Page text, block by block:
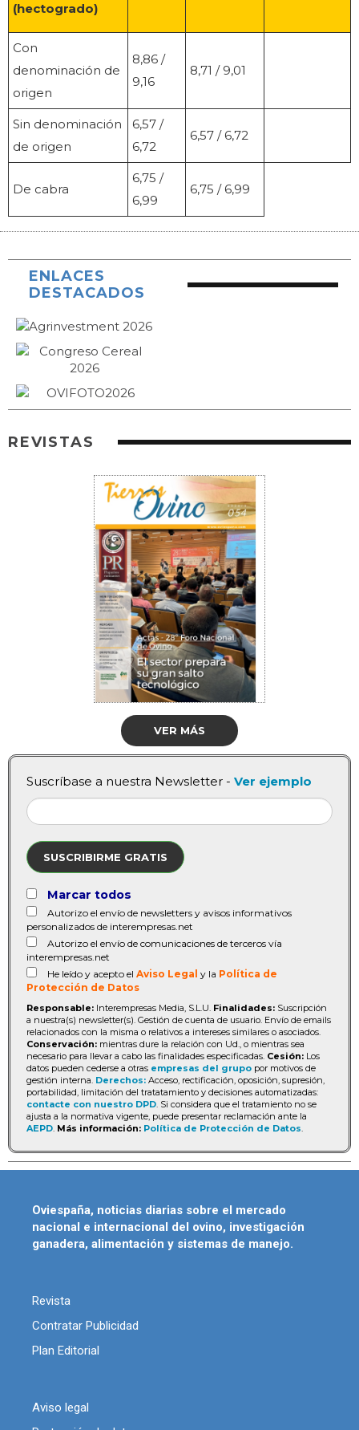
(hectogrado)
Con
denominación de
origen
8,86 /
9,16
8,71 / 9,01
Sin denominación
de origen
6,57 /
6,72
6,57 / 6,72
De cabra
6,75 /
6,99
6,75 / 6,99
ENLACES
DESTACADOS
REVISTAS
VER MÁS
Suscríbase a nuestra Newsletter - Ver ejemplo
SUSCRIBIRME GRATIS
Marcar todos
Autorizo el envío de newsletters y avisos informativos
personalizados de interempresas.net
Autorizo el envío de comunicaciones de terceros vía
interempresas.net
He leído y acepto el Aviso Legal y la Política de
Protección de Datos
Responsable: Interempresas Media, S.L.U. Finalidades: Suscripción
a nuestra(s) newsletter(s). Gestión de cuenta de usuario. Envío de emails
relacionados con la misma o relativos a intereses similares o asociados.
Conservación: mientras dure la relación con Ud., o mientras sea
necesario para llevar a cabo las finalidades especificadas. Cesión: Los
datos pueden cederse a otras empresas del grupo por motivos de
gestión interna. Derechos: Acceso, rectificación, oposición, supresión,
portabilidad, limitación del tratatamiento y decisiones automatizadas:
contacte con nuestro DPD . Si considera que el tratamiento no se
ajusta a la normativa vigente, puede presentar reclamación ante la
AEPD Más información: Política de Protección de Datos
Oviespaña, noticias diarias sobre el mercado
nacional e internacional del ovino, investigación
ganadera, alimentación y sistemas de manejo.
Revista
Contratar Publicidad
Plan Editorial
Aviso legal